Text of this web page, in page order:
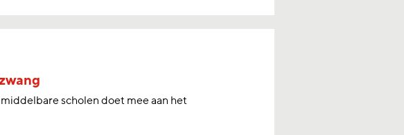
scholen doet mee aan het